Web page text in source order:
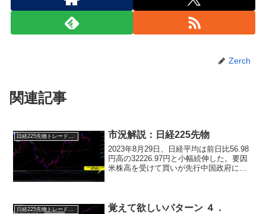
Zerch
関連記事
市況解説：日経225先物
2023年8月29日、日経平均は前日比56.98
円高の32226.97円と小幅続伸した。要因
米株高を受けて買いが先行中国政府によ
日経225先物トレード倶楽部 覚えて欲しいパターン ４．